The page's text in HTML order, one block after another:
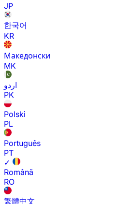
JP
한국어
KR
Македонски
MK
اردو
PK
Polski
PL
Português
PT
✓
Română
RO
繁體中文